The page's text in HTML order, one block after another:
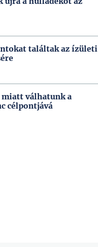
találtak az ízületi
válhatunk a
célpontjává